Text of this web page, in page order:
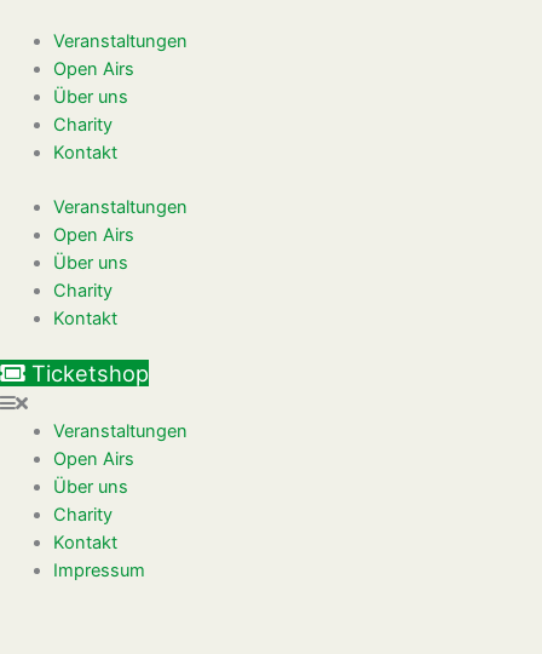
Inhalt
springen
Veranstaltungen
Open Airs
Über uns
Charity
Kontakt
Veranstaltungen
Open Airs
Über uns
Charity
Kontakt
Ticketshop
Veranstaltungen
Open Airs
Über uns
Charity
Kontakt
Impressum